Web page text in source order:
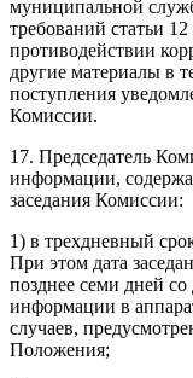
муниципальной
требований статьи
противодействии
другие материалы в
поступления
Комиссии.
17. Председатель
информации,
заседания Комиссии:
1) в трехдневный
При этом дата
позднее семи дней
информации в
случаев,
Положения;